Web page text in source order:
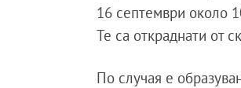
16 септември около
Те са откраднати от
По случая е